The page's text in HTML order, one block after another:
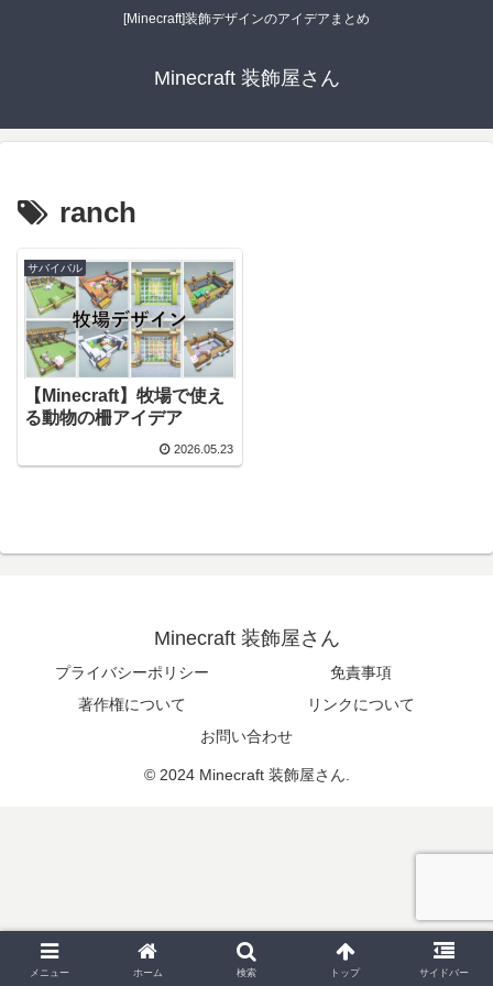
[Minecraft]装飾デザインのアイデアまとめ
Minecraft 装飾屋さん
ranch
サバイバル
【Minecraft】牧場で使え
る動物の柵アイデア
2026.05.23
Minecraft 装飾屋さん
プライバシーポリシー
免責事項
著作権について
リンクについて
お問い合わせ
© 2024 Minecraft 装飾屋さん.
メニュー ホーム 検索 トップ サイドバー